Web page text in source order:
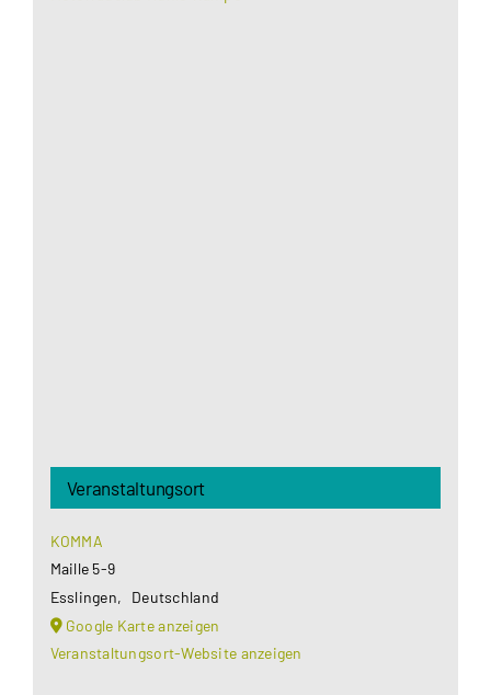
Veranstaltungsort
KOMMA
Maille 5-9
Esslingen,
Deutschland
Google Karte anzeigen
Veranstaltungsort-Website anzeigen